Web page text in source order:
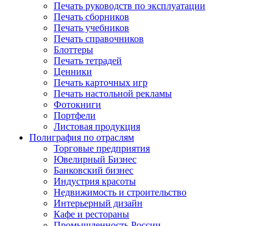
Печать руководств по эксплуатации
Печать сборников
Печать учебников
Печать справочников
Блоттеры
Печать тетрадей
Ценники
Печать карточных игр
Печать настольной рекламы
Фотокниги
Портфели
Листовая продукция
Полиграфия по отраслям
Торговые предприятия
Ювелирный Бизнес
Банковский бизнес
Индустрия красоты
Недвижимость и строительство
Интерьерный дизайн
Кафе и рестораны